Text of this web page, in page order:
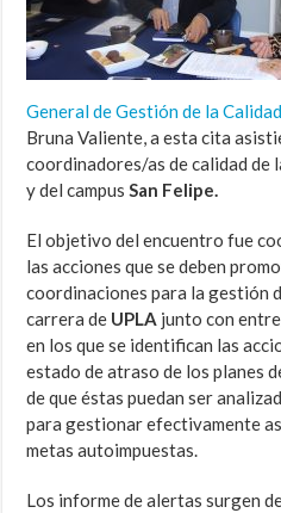
General de Gestión de la Calidad
Bruna Valiente, a esta cita
coordinadores/as de calidad de
y del campusSan Felipe.
El objetivo del encuentro fue
las acciones que se deben
coordinaciones para la gestión
carrera de UPLA junto con
en los que se identifican las
estado de atraso de los planes
de que éstas puedan ser
para gestionar efectivamente
metas autoimpuestas.
Los informe de alertas surgen